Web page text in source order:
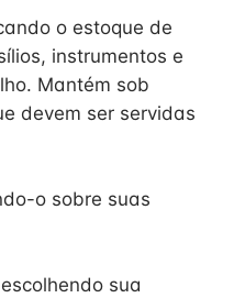
o estoque de
instrumentos e
Mantém sob
devem ser servidas
o sobre suas
sua